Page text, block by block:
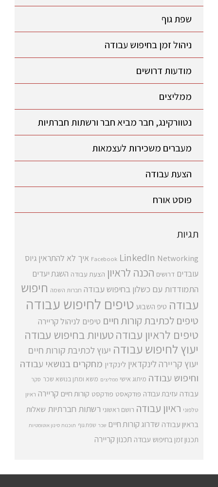
שפת גוף
ניהול זמן בחיפוש עבודה
מודעות דרושים
ממליצים
נטוורקינג, חבר מביא חבר ורשתות חברתיות
מעברים משכירות לעצמאות
הצעת עבודה
פוסט אורח
תגיות
Facebook LinkedIn Networking איך לא להתראין גיוס
עובדים דרושים הכנה לראיון הצעת עבודה השגת יעדים
התמודדות עם כשלון בחיפוש עבודה חברות השמה חיפוש
עבודה טיפ השבוע טיפים לחיפוש עבודה
טיפים לכתיבת קורות חיים טיפים לניהול קריירה
טיפים לראיון עבודהטעויות בחיפוש עבודה
יעוץ לחיפוש עבודה יעוץ לכתיבת קורות חיים
יעוץ קריירה לינקדאין לינקדין מחקרים בנושאי עבודה
וחיפוש עבודה מיתוג אישי ממליצים משא ומתן בנושא שכר סקר
עבודה עזיבת עבודה פודקאסט פודקסט קורות חיים קריירה ראיון
טלפוני ראיון עבודה רושם ראשוני רשתות חברתיות שאלות
בראיון עבודה שדרוג קורות חיים שכר שפת גוף תוכנות סינון אוטומטיות
תכנון זמן בחיפוש עבודה תכנון קריירה